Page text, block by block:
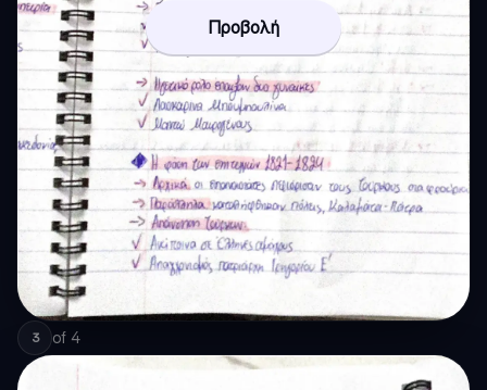
Προβολή
3 of 4